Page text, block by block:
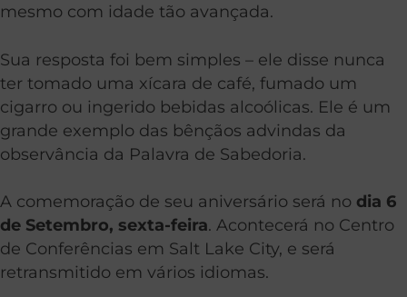
mesmo com idade tão avançada.
Sua resposta foi bem simples – ele disse nunca
ter tomado uma xícara de café, fumado um
cigarro ou ingerido bebidas alcoólicas. Ele é um
grande exemplo das bênçãos advindas da
observância da Palavra de Sabedoria.
A comemoração de seu aniversário será no dia 6
de Setembro, sexta-feira. Acontecerá no Centro
de Conferências em Salt Lake City, e será
retransmitido em vários idiomas.